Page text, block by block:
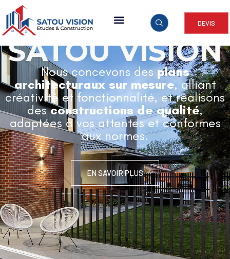
DEVIS
ARCHITECTURE & CONSTRUCTION
SATOU VISION
Nous concevons desplans
architecturaux sur mesure, alliant
créativité et fonctionnalité, et réalisons
desconstructions de qualité,
adaptées à vos attentes et conformes
aux normes.
EN SAVOIR PLUS